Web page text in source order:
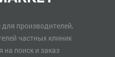
производителей,
частных клиник
поиск и заказ